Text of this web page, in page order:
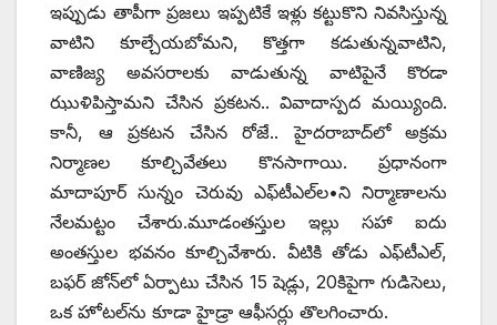
ఇప్పుడు తాపీగా ప్రజలు ఇప్పటికే ఇళ్లు కట్టుకొని నివసిస్తున్న
వాటిని కూల్చేయబోమని, కొత్తగా కడుతున్నవాటిని,
వాణిజ్య అవసరాలకు వాడుతున్న వాటిపైనే కొరడా
ఝుళిపిస్తామని చేసిన ప్రకటన.. వివాదాస్పద మయ్యింది.
కానీ, ఆ ప్రకటన చేసిన రోజే.. హైదరాబాద్‌లో అక్రమ
నిర్మాణల కూల్చివేతలు కొనసాగాయి. ప్రధానంగా
మాదాపూర్‌ ‌సున్నం చెరువు ఎఫ్‌టీఎల్‌ల•ని నిర్మాణాలను
నేలమట్టం చేశారు.మూడంతస్తుల ఇల్లు సహా ఐదు
అంతస్తుల భవనం కూల్చివేశారు. వీటికి తోడు ఎఫ్‌టీఎల్‌,
‌బఫర్‌ ‌జోన్‌లో ఏర్పాటు చేసిన 15 షెడ్లు, 20కిపైగా గుడిసెలు,
ఒక హోటల్‌ను కూడా హైడ్రా ఆఫీసర్లు తొలగించారు.